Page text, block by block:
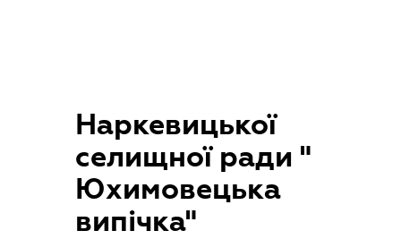
Наркевицької
селищної ради "
Юхимовецька
випічка"